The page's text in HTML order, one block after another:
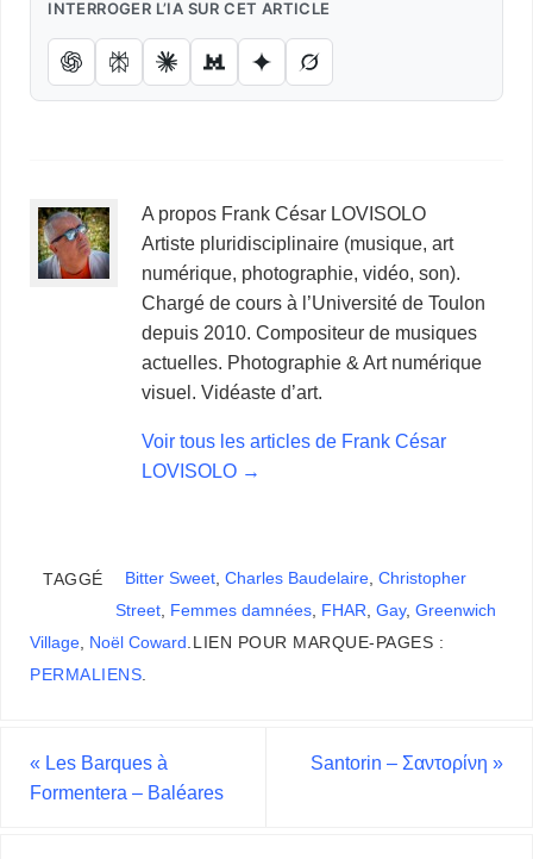
INTERROGER L’IA SUR CET ARTICLE
A propos Frank César LOVISOLO
Artiste pluridisciplinaire (musique, art
numérique, photographie, vidéo, son).
Chargé de cours à l’Université de Toulon
depuis 2010. Compositeur de musiques
actuelles. Photographie & Art numérique
visuel. Vidéaste d’art.
Voir tous les articles de Frank César
LOVISOLO →
TAGGÉ Bitter Sweet, Charles Baudelaire, Christopher
Street, Femmes damnées, FHAR, Gay, Greenwich
Village, Noël Coward . LIEN POUR MARQUE-PAGES :
PERMALIENS.
« Les Barques à
Formentera – Baléares
Santorin – Σαντορίνη »